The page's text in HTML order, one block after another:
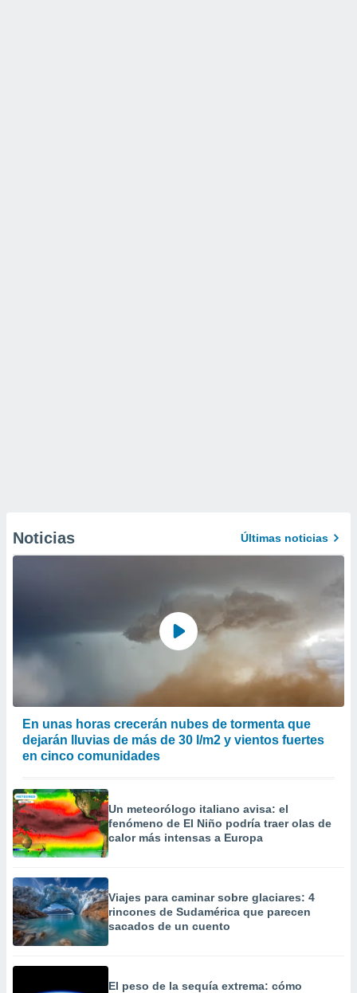
Noticias Últimas noticias
En unas horas crecerán nubes de tormenta que
dejarán lluvias de más de 30 l/m2 y vientos fuertes
en cinco comunidades
Un meteorólogo italiano avisa: el
fenómeno de El Niño podría traer olas de
calor más intensas a Europa
Viajes para caminar sobre glaciares: 4
rincones de Sudamérica que parecen
sacados de un cuento
El peso de la sequía extrema: cómo